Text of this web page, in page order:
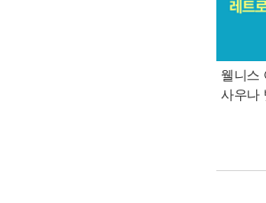
웰니스
사우나